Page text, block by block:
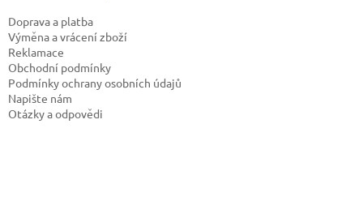
Doprava a platba
Výměna a vrácení zboží
Reklamace
Obchodní podmínky
Podmínky ochrany osobních údajů
Napište nám
Otázky a odpovědi